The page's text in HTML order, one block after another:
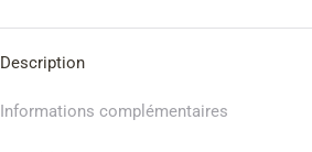
Description
Informations complémentaires